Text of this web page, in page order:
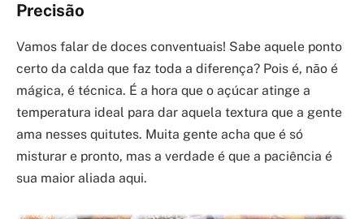
Precisão
Vamos falar de doces conventuais! Sabe aquele ponto
certo da calda que faz toda a diferença? Pois é, não é
mágica, é técnica. É a hora que o açúcar atinge a
temperatura ideal para dar aquela textura que a gente
ama nesses quitutes. Muita gente acha que é só
misturar e pronto, mas a verdade é que a paciência é
sua maior aliada aqui.